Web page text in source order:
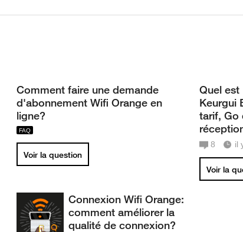
Comment faire une demande
d'abonnement Wifi Orange en
ligne?
Voir la question
Quel est
Keurgui
tarif, Go
8 il
Voir la
Connexion Wifi Orange:
comment améliorer la
qualité de connexion?